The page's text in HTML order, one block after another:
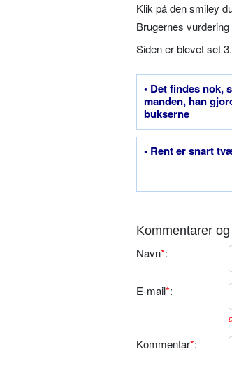
Klik på den smiley
Brugernes vurdering
Siden er blevet set
• Det findes nok,
manden, han
bukserne
• Rent er snart
Kommentarer
Navn*:
E-mail*:
Kommentar*: